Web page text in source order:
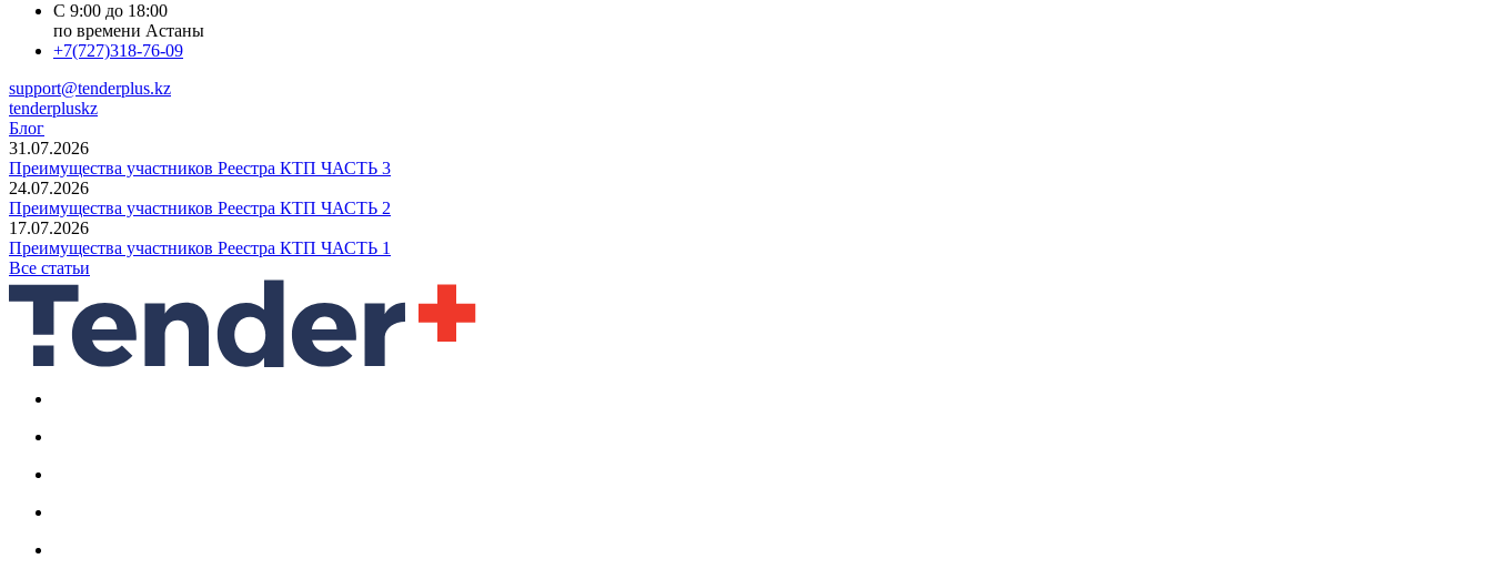
С 9:00 до 18:00
по времени Астаны
+7(727)318-76-09
support@tenderplus.kz
tenderpluskz
Блог
31.07.2026
Преимущества участников Реестра КТП ЧАСТЬ 3
24.07.2026
Преимущества участников Реестра КТП ЧАСТЬ 2
17.07.2026
Преимущества участников Реестра КТП ЧАСТЬ 1
Все статьи